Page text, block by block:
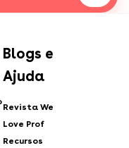
Blogs e
Ajuda
Revista We
Love Prof
Recursos